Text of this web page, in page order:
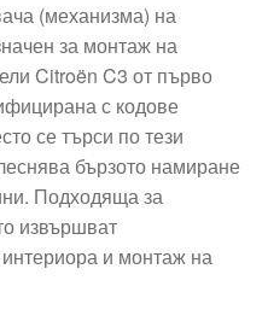
(механизма) на
за монтаж на
Citroën C3 от първо
с кодове
се търси по тези
бързото намиране
Подходяща за
извършват
и монтаж на